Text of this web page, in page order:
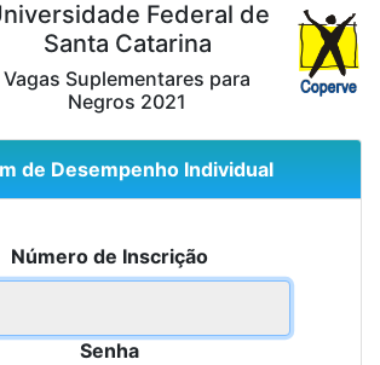
Federal de
Santa Catarina
Vagas Suplementares para
Negros 2021
de Desempenho Individual
Número de Inscrição
Senha